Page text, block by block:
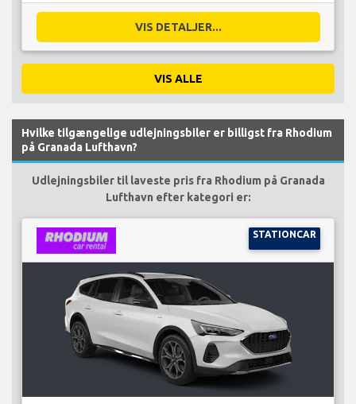
VIS DETALJER...
VIS ALLE
Hvilke tilgængelige udlejningsbiler er billigst fra Rhodium
på Granada Lufthavn?
Udlejningsbiler til laveste pris fra Rhodium på Granada
Lufthavn efter kategori er:
STATIONCAR